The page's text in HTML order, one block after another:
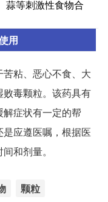
蒜等刺激性食物合
用
粘、恶心不食、大
毒颗粒。该药具有
症状有一定的帮
应遵医嘱，根据医
和剂量。
颗粒